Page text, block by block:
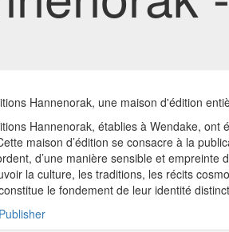
Hannenorak, une maison d'édition
Hannenorak, établies à Wendake, ont
maison d’édition se consacre à la
d’une manière sensible et
la culture, les traditions, les récits
le fondement de leur identité
Publisher